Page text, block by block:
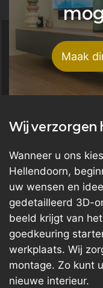
Maak
Wij verzorgen
Wanneer u ons
Hellendoorn,
uw wensen en
gedetailleerd 3D-
beeld krijgt van
goedkeuring
werkplaats. Wij
montage. Zo kunt
nieuwe interieur.